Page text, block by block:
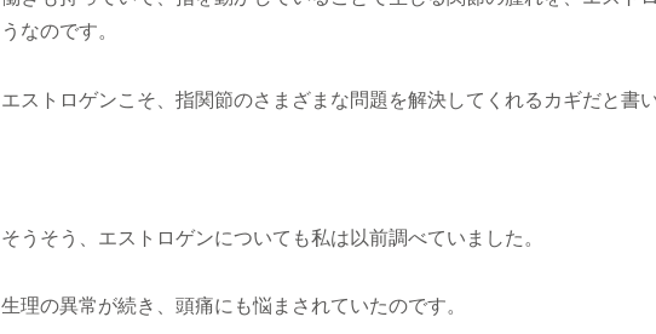
うなのです。
エストロゲンこそ、指関節のさまざまな問題を解決してくれるカギだと書い
そうそう、エストロゲンについても私は以前調べていました。
生理の異常が続き、頭痛にも悩まされていたのです。